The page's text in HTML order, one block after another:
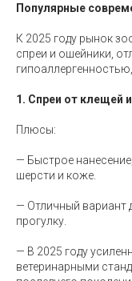
Популярные
К 2025 году рынок
спреи и ошейники,
1. Спреи от клещей
Плюсы:
— Быстрое
шерсти и коже.
— Отличный вариант
прогулку.
— В 2025 году
ветеринарными